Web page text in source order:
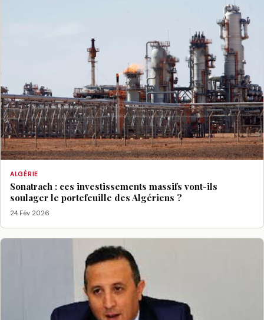
ALGÉRIE
Sonatrach : ces investissements massifs vont-ils
soulager le portefeuille des Algériens ?
24 Fév 2026